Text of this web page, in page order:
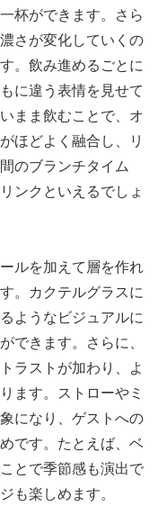
杯ができます。さら
さが変化していくの
。飲み進めるごとに
に違う表情を見せて
まま飲むことで、オ
ほどよく融合し、リ
のブランチタイム
ンクといえるでしょ
ルを加えて層を作れ
。カクテルグラスに
ようなビジュアルに
できます。さらに、
ラストが加わり、よ
ます。ストローやミ
になり、ゲストへの
です。たとえば、ベ
とで季節感も演出で
も楽しめます。